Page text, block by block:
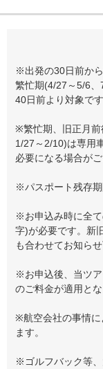
※出発の30日前か
繁忙期(4/27～5/6
40日前より対象です
※繁忙期、旧正月前
1/27～2/10)は専用
必要になる場合がご
※パスポート残存期
※お申込み時に全
字)が必要です。新
も合わせてお知らせ
※お申込後、当ツ
のご料金が適用とな
※航空会社の事情に
ます。
※ゴルフバック等